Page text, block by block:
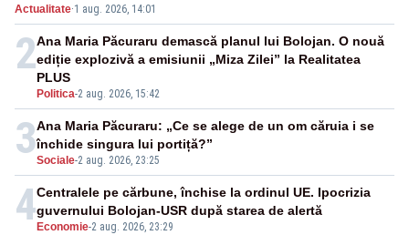
Actualitate·1 aug. 2026, 14:01
2
Politica-2 aug. 2026, 15:42
Ana Maria Păcuraru demască planul lui Bolojan. O nouă
ediție explozivă a emisiunii „Miza Zilei” la Realitatea
PLUS
3Sociale-2 aug. 2026, 23:25
Ana Maria Păcuraru: „Ce se alege de un om căruia i se
închide singura lui portiță?”
4 Economie-2 aug. 2026, 23:29
Centralele pe cărbune, închise la ordinul UE. Ipocrizia
guvernului Bolojan-USR după starea de alertă